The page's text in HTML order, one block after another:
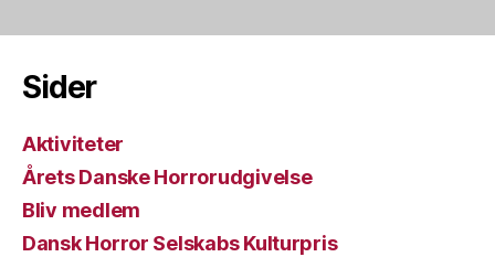
Sider
Aktiviteter
Årets Danske Horrorudgivelse
Bliv medlem
Dansk Horror Selskabs Kulturpris